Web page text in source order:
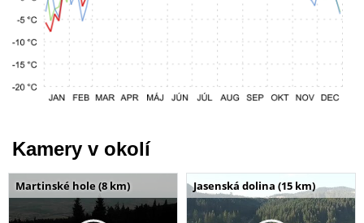
Kamery v okolí
Martinské hole (8 km) Jasenská dolina (15 km)